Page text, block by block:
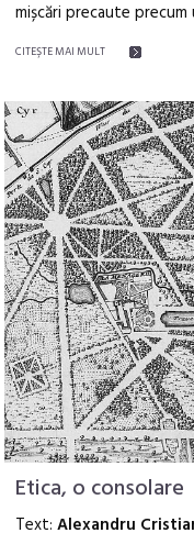
mișcări precaute precum
CITEŞTE MAI MULT
Etica, o consolare
Text:Alexandru